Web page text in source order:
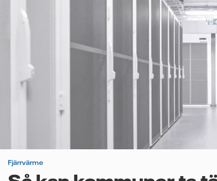
Fjärrvärme